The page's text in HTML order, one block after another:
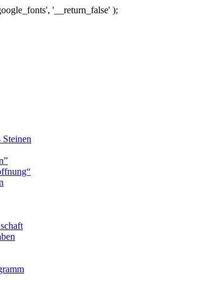
'__return_false' );